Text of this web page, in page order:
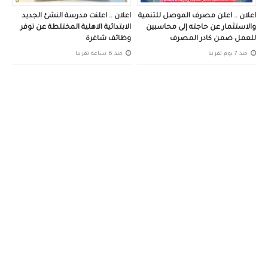
اعلان .. اعلن مصرف الموصل للتنمية
والاستثمار عن حاجته إلى محاسبين
للعمل ضمن كادر المصرف
منذ 7 يوم تقريبا
اعلان .. اعلنت مدرسة النشئ الجديد
الابتدائية الاهلية المختلطة عن توفر
وظائف شاغرة
منذ 6 ساعة تقريبا